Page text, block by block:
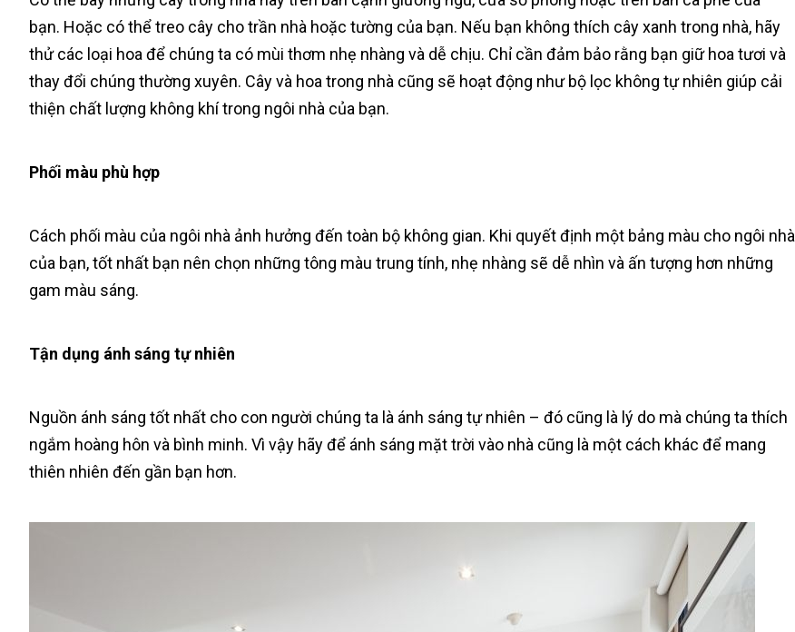
bạn. Hoặc có thể treo cây cho trần nhà hoặc tường của bạn. Nếu bạn không thích cây xanh trong nhà, hãy
thử các loại hoa để chúng ta có mùi thơm nhẹ nhàng và dễ chịu. Chỉ cần đảm bảo rằng bạn giữ hoa tươi và
thay đổi chúng thường xuyên. Cây và hoa trong nhà cũng sẽ hoạt động như bộ lọc không tự nhiên giúp cải
thiện chất lượng không khí trong ngôi nhà của bạn.
Phối màu phù hợp
Cách phối màu của ngôi nhà ảnh hưởng đến toàn bộ không gian. Khi quyết định một bảng màu cho ngôi nhà
của bạn, tốt nhất bạn nên chọn những tông màu trung tính, nhẹ nhàng sẽ dễ nhìn và ấn tượng hơn những
gam màu sáng.
Tận dụng ánh sáng tự nhiên
Nguồn ánh sáng tốt nhất cho con người chúng ta là ánh sáng tự nhiên – đó cũng là lý do mà chúng ta thích
ngắm hoàng hôn và bình minh. Vì vậy hãy để ánh sáng mặt trời vào nhà cũng là một cách khác để mang
thiên nhiên đến gần bạn hơn.